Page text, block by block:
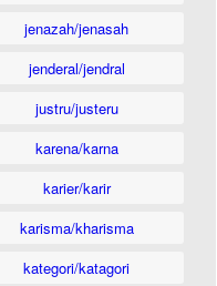
jenazah/jenasah
jenderal/jendral
justru/justeru
karena/karna
karier/karir
karisma/kharisma
kategori/katagori